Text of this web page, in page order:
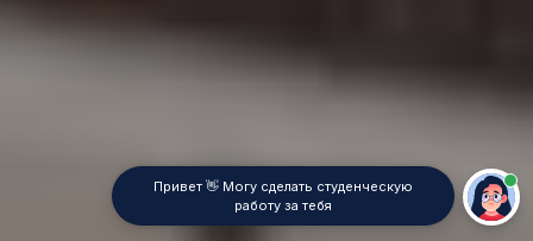
Привет 👋 Могу сделать студенческую
работу за тебя